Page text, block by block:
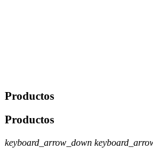
Productos
Productos
keyboard_arrow_down